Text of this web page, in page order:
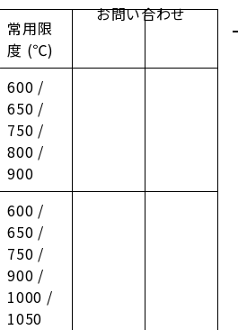
お問い合わせ
常用限
度 (℃)
600 /
650 /
750 /
800 /
900
600 /
650 /
750 /
900 /
1000 /
1050